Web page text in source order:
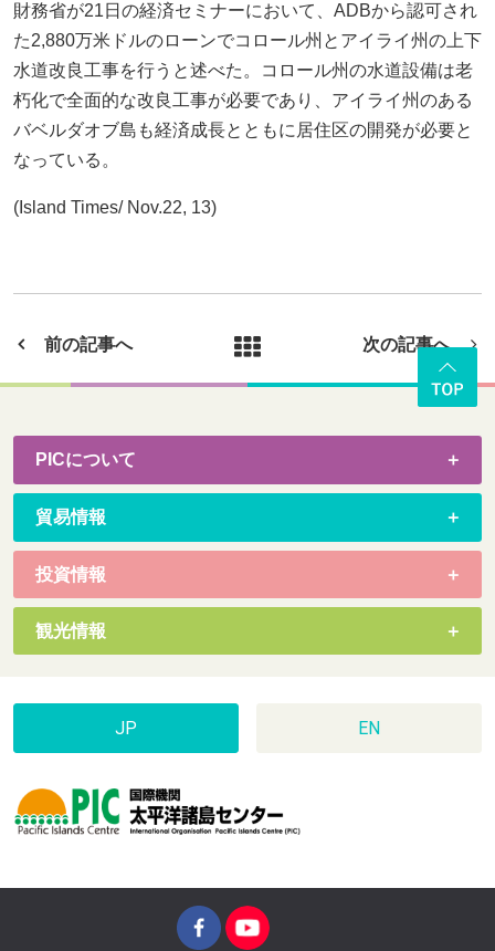
財務省が21日の経済セミナーにおいて、ADBから認可され
た2,880万米ドルのローンでコロール州とアイライ州の上下
水道改良工事を行うと述べた。コロール州の水道設備は老
朽化で全面的な改良工事が必要であり、アイライ州のある
バベルダオブ島も経済成長とともに居住区の開発が必要と
なっている。
(Island Times/ Nov.22, 13)
前の記事へ 次の記事へ
PICについて
貿易情報
投資情報
観光情報
JP EN